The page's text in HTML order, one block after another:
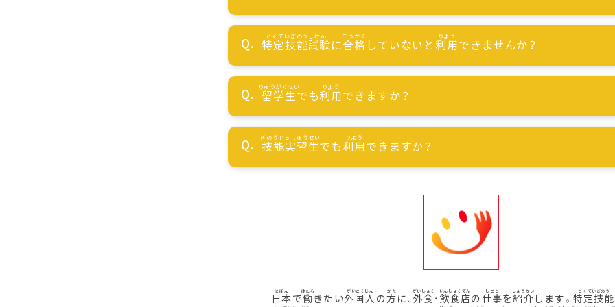
特定技能試験に合格 していないと利用できませんか？
留学生でも利用できますか？
技能実習生でも利用できますか？
日本で働きたい外国人 の方に、 外食 ・ 飲食店の 仕事を紹介 します。 特定技能